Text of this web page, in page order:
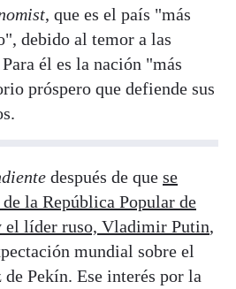
, que es el país "más
debido al temor a las
él es la nación "más
próspero que defiende sus
después de que se
la República Popular de
el líder ruso, Vladimir Putin,
mundial sobre el
Pekín. Ese interés por la